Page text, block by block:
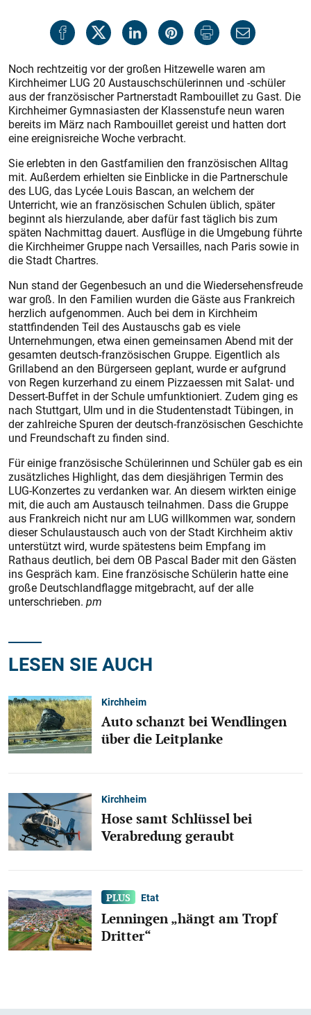
Noch rechtzeitig vor der großen Hitzewelle waren am
Kirchheimer LUG 20 Austauschschülerinnen und -schüler
aus der französischer Partnerstadt Rambouillet zu Gast. Die
Kirchheimer Gymnasiasten der Klassenstufe neun waren
bereits im März nach Rambouillet gereist und hatten dort
eine ereignisreiche Woche verbracht.
Sie erlebten in den Gastfamilien den französischen Alltag
mit. Außerdem erhielten sie Einblicke in die Partnerschule
des LUG, das Lycée Louis Bascan, an welchem der
Unterricht, wie an französischen Schulen üblich, später
beginnt als hierzulande, aber dafür fast täglich bis zum
späten Nachmittag dauert. Ausflüge in die Umgebung führte
die Kirchheimer Gruppe nach Versailles, nach Paris sowie in
die Stadt Chartres.
Nun stand der Gegenbesuch an und die Wiedersehensfreude
war groß. In den Familien wurden die Gäste aus Frankreich
herzlich aufgenommen. Auch bei dem in Kirchheim
stattfindenden Teil des Austauschs gab es viele
Unternehmungen, etwa einen gemeinsamen Abend mit der
gesamten deutsch-französischen Gruppe. Eigentlich als
Grillabend an den Bürgerseen geplant, wurde er aufgrund
von Regen kurzerhand zu einem Pizzaessen mit Salat- und
Dessert-Buffet in der Schule umfunktioniert. Zudem ging es
nach Stuttgart, Ulm und in die Studentenstadt Tübingen, in
der zahlreiche Spuren der deutsch-französischen Geschichte
und Freundschaft zu finden sind.
Für einige französische Schülerinnen und Schüler gab es ein
zusätzliches Highlight, das dem diesjährigen Termin des
LUG-Konzertes zu verdanken war. An diesem wirkten einige
mit, die auch am Austausch teilnahmen. Dass die Gruppe
aus Frankreich nicht nur am LUG willkommen war, sondern
dieser Schulaustausch auch von der Stadt Kirchheim aktiv
unterstützt wird, wurde spätestens beim Empfang im
Rathaus deutlich, bei dem OB Pascal Bader mit den Gästen
ins Gespräch kam. Eine französische Schülerin hatte eine
große Deutschlandflagge mitgebracht, auf der alle
unterschrieben. pm
LESEN SIE AUCH
Kirchheim
Auto schanzt bei Wendlingen
über die Leitplanke
Kirchheim
Hose samt Schlüssel bei
Verabredung geraubt
Etat
Lenningen „hängt am Tropf
Dritter“